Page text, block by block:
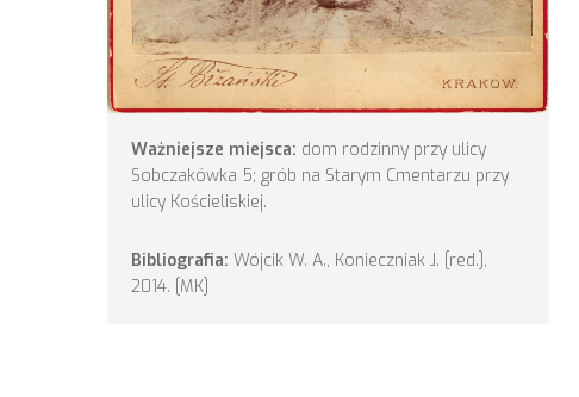
Ważniejsze miejsca: dom rodzinny przy ulicy
Sobczakówka 5; grób na Starym Cmentarzu przy
ulicy Kościeliskiej.
Bibliografia: Wójcik W. A., Konieczniak J. [red.],
2014. [MK]